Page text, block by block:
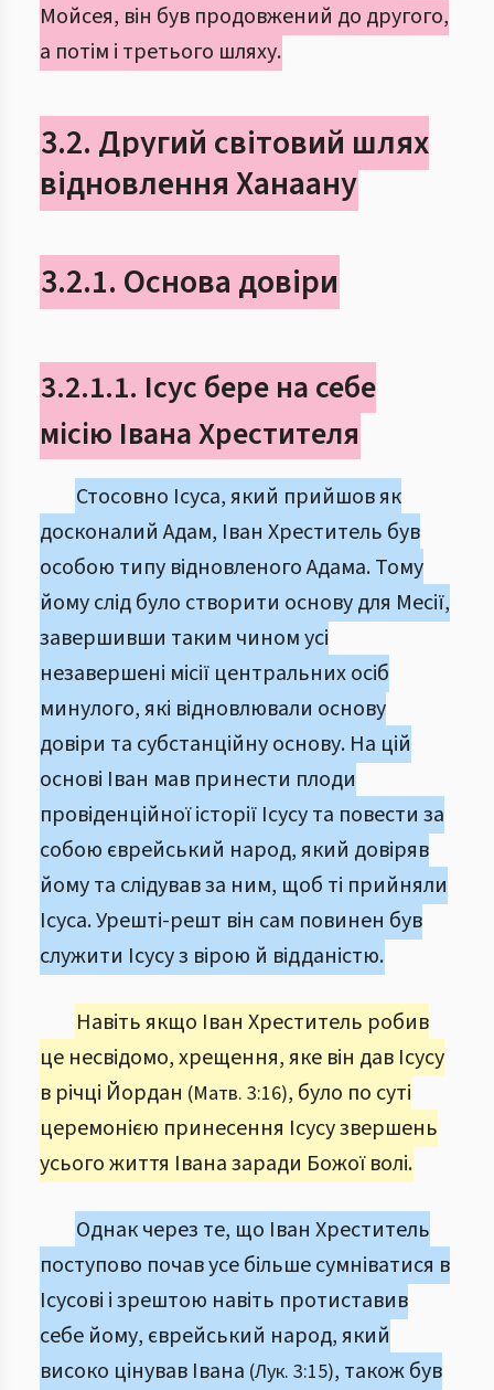
Мойсея, він був продовжений до другого,
а потім і третього шляху.
3.2. Другий світовий шлях
відновлення Ханаану
3.2.1. Основа довіри
3.2.1.1. Ісус бере на себе
місію Івана Хрестителя
Стосовно Ісуса, який прийшов як
досконалий Адам, Іван Хреститель був
особою типу відновленого Адама. Тому
йому слід було створити основу для Месії,
завершивши таким чином усі
незавершені місії центральних осіб
минулого, які відновлювали основу
довіри та субстанційну основу. На цій
основі Іван мав принести плоди
провіденційної історії Ісусу та повести за
собою єврейський народ, який довіряв
йому та слідував за ним, щоб ті прийняли
Ісуса. Урешті-решт він сам повинен був
служити Ісусу з вірою й відданістю.
Навіть якщо Іван Хреститель робив
це несвідомо, хрещення, яке він дав Ісусу
в річці Йордан (Матв. 3:16), було по суті
церемонією принесення Ісусу звершень
усього життя Івана заради Божої волі.
Однак через те, що Іван Хреститель
поступово почав усе більше сумніватися в
Ісусові і зрештою навіть протиставив
себе йому, єврейський народ, який
високо цінував Івана (Лук. 3:15), також був